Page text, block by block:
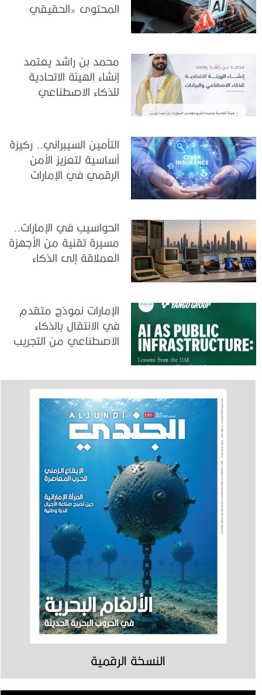
المحتوى «الحقيقي
محمد بن راشد يعتمد
إنشاء الهيئة الاتحادية
للذكاء الاصطناعي
التأمين السيبراني.. ركيزة
أساسية لتعزيز الأمن
الرقمي في الإمارات
الحواسيب في الإمارات..
مسيرة تقنية من الأجهزة
العملاقة إلى الذكاء
الإمارات نموذج متقدم
في الانتقال بالذكاء
الاصطناعي من التجريب
النسخة الرقمية